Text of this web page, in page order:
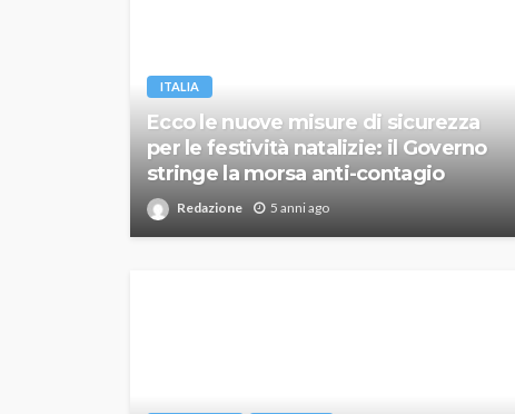
ITALIA
Ecco le nuove misure di sicurezza
per le festività natalizie: il Governo
stringe la morsa anti-contagio
Redazione 5 anni ago